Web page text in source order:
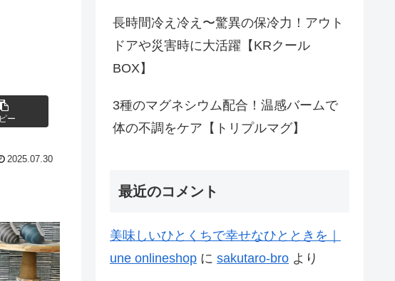
ー
2025.07.30
長時間冷え冷え〜驚異の保冷力！アウト
ドアや災害時に大活躍【KRクール
BOX】
3種のマグネシウム配合！温感バームで
体の不調をケア【トリプルマグ】
最近のコメント
美味しいひとくちで幸せなひとときを｜
une onlineshop に sakutaro-bro より